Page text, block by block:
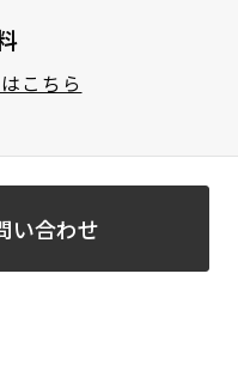
こちら
い合わせ